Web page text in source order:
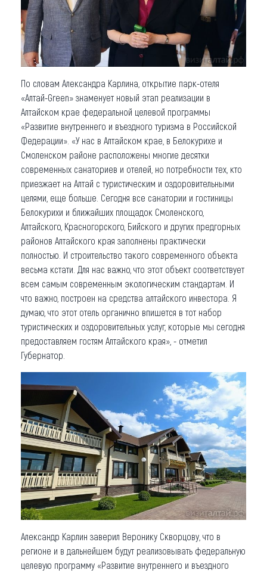
По словам Александра Карлина, открытие парк-отеля
«Алтай-Green» знаменует новый этап реализации в
Алтайском крае федеральной целевой программы
«Развитие внутреннего и въездного туризма в Российской
Федерации». «У нас в Алтайском крае, в Белокурихе и
Смоленском районе расположены многие десятки
современных санаториев и отелей, но потребности тех, кто
приезжает на Алтай с туристическим и оздоровительными
целями, еще больше. Сегодня все санатории и гостиницы
Белокурихи и ближайших площадок Смоленского,
Алтайского, Красногорского, Бийского и других предгорных
районов Алтайского края заполнены практически
полностью. И строительство такого современного объекта
весьма кстати. Для нас важно, что этот объект соответствует
всем самым современным экологическим стандартам. И
что важно, построен на средства алтайского инвестора. Я
думаю, что этот отель органично впишется в тот набор
туристических и оздоровительных услуг, которые мы сегодня
предоставляем гостям Алтайского края», - отметил
Губернатор.
Александр Карлин заверил Веронику Скворцову, что в
регионе и в дальнейшем будут реализовывать федеральную
целевую программу «Развитие внутреннего и въездного